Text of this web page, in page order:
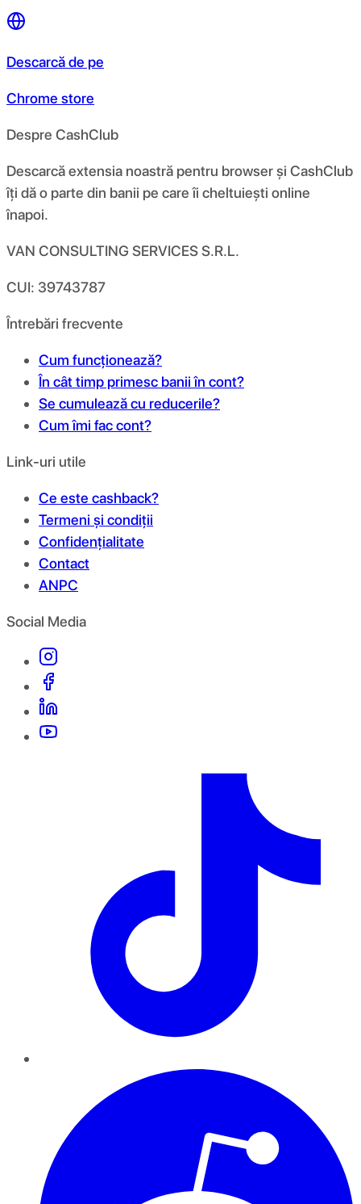
Descarcă de pe
Chrome store
Despre CashClub
Descarcă extensia noastră pentru browser și CashClub
îți dă o parte din banii pe care îi cheltuiești online
înapoi.
VAN CONSULTING SERVICES S.R.L.
CUI: 39743787
Întrebări frecvente
Cum funcționează?
În cât timp primesc banii în cont?
Se cumulează cu reducerile?
Cum îmi fac cont?
Link-uri utile
Ce este cashback?
Termeni și condiții
Confidențialitate
Contact
ANPC
Social Media